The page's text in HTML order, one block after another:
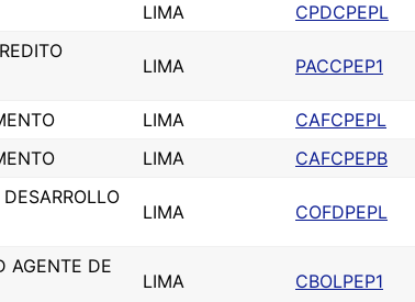
LIMA CPDCPEPL
LIMA PACCPEP1
LIMA
CAFCPEPL
LIMA CAFCPEPB
LIMA COFDPEPL
AGENTE DE
LIMA CBOLPEP1